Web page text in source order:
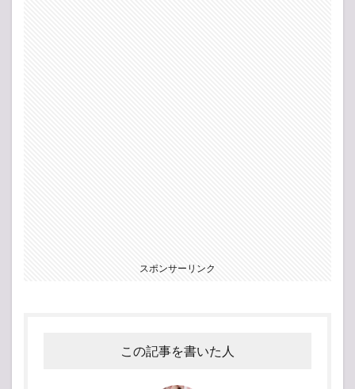
スポンサーリンク
この記事を書いた人